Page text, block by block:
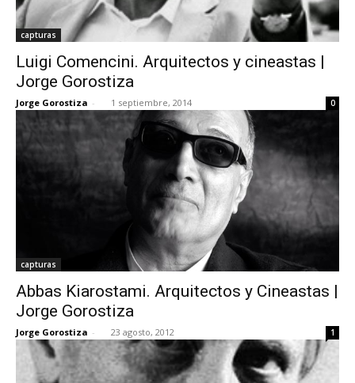
capturas
Luigi Comencini. Arquitectos y cineastas |
Jorge Gorostiza
Jorge Gorostiza - 1 septiembre, 2014 0
capturas
Abbas Kiarostami. Arquitectos y Cineastas |
Jorge Gorostiza
Jorge Gorostiza - 23 agosto, 2012 1